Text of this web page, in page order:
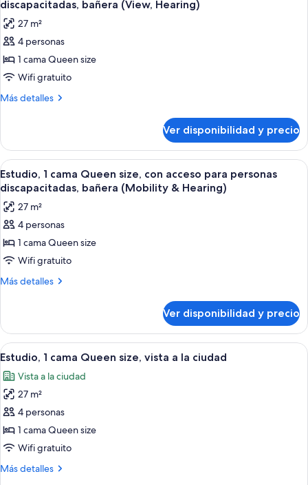
la
piscina
a
la
piscina
las
fotos
de
Estudio,
1
cama
con
acceso
para
personas
discapacitadas,
bañera
(View,
Hearing)
discapacitadas, bañera (View, Hearing)
27 m²
4 personas
1 cama Queen size
Wifi gratuito
Más detalles
Más
1
cama
Queen
size,
acceso
para
personas
discapacitadas,
bañera
Hearing)
Ver disponibilidad y precio
Ver
todas
las
fotos
de
Estudio,
1
cama
con
acceso
para
personas
discapacitadas,
bañera
(Mobility
&
Hearing)
Una habitación de hotel con cama,
8
Estudio, 1 cama Queen size, con acceso para personas
discapacitadas, bañera (Mobility & Hearing)
27 m²
4 personas
1 cama Queen size
Wifi gratuito
Más detalles
Más
1
cama
Queen
con
acceso
para
personas
discapacitadas,
bañera
(Mobility
&
Ver disponibilidad y precio
Ver
todas
las
fotos
de
Estudio,
1
Queen
Una habitación de hotel con cama,
10
Estudio, 1 cama Queen size, vista a la ciudad
Vista a la ciudad
27 m²
4 personas
1 cama Queen size
Wifi gratuito
Más detalles
Más